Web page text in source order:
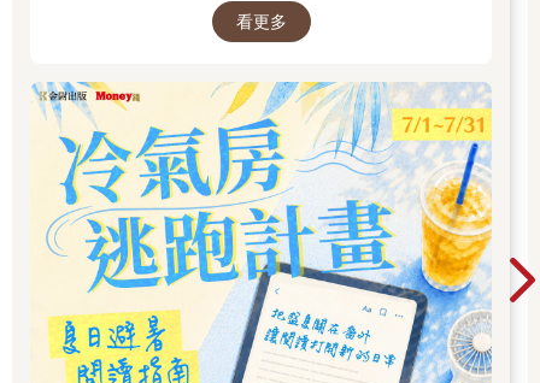
求。久而久之，這套過程變得習以為常和自動化了。我清楚知道
如何接觸和分析每個新的場合（如何讓自己有自信地看場合說
成效），以及如何真正激勵場合裡的每個人成長，讓他們發揮個
人最好成績（產生正面的影響力）。
大多數我所學到和了解到的，都是透過嘗試與錯誤（大多數
都是錯誤）而來。看起來，我們生活中的大部分智慧，都是透過
犯錯而獲得的，不是嗎？希望我們能從這些錯誤中學習，並且獲
得能力。
我還記得曾經試著幫助當時只有十幾歲的女兒莎拉，讓她從
我的錯誤中學習，省得她自己要經歷那些痛苦，她自己倒是背水
一戰：「但是，爸爸，我想自己去犯錯！」
我會告訴你，我從自己的錯誤和成功中學到了什麼，最主要
的是，我會分享多年來在各種情況下所學到的原則，這些原則你
可以融入到自己的旅程中，做出調整，這將是一條通往自信和成
看更多